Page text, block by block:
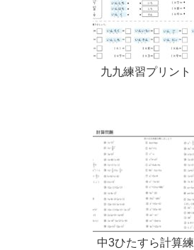
九九練習プリント
中3ひたすら計算練